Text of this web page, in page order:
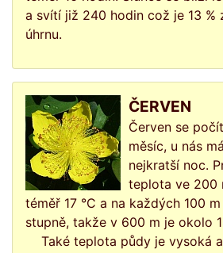
a svítí již 240 hodin což je 13 %
úhrnu.
ČERVEN
Červen se
měsíc, u nás
nejkratší noc.
teplota ve 200
téměř 17 °C a na každých 100
stupně, takže v 600 m je okolo
Také teplota půdy je vysoká